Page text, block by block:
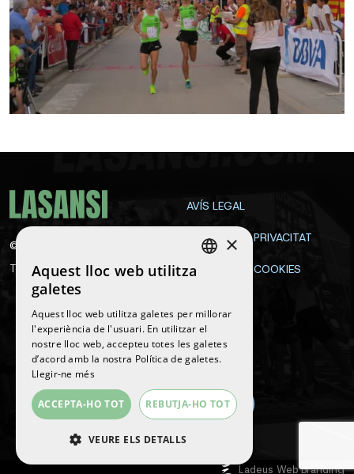
©
Tots els drets reservats
AVÍS LEGAL
POLÍTICA DE PRIVACITAT
POLÍTICA DE COOKIES
Segueix-nos
Ladeus Web Branding
CATALAN
×
Aquest lloc web utilitza
galetes
Aquest lloc web utilitza galetes per millorar
l'experiència de l'usuari. En utilitzar el
nostre lloc web, accepteu totes les galetes
d’acord amb la nostra Política de galetes.
Llegir-ne més
ACCEPTA-HO TOT REBUTJA-HO TOT
VEURE ELS DETALLS